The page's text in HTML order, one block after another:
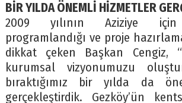
BİR YILDA ÖNEMLİ HİZMETLER
2009 yılının Aziziye için
programlandığı ve proje
dikkat çeken Başkan Cengiz,
kurumsal vizyonumuzu
bıraktığımız bir yılda da
gerçekleştirdik. Gezköy’ün